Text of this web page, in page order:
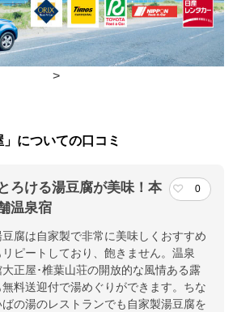
処
アウト時間
駅交通センターより高速バス2時間
提供：楽天トラベル
楽天トラベルで
>
についての口コミ
ろける湯豆腐が美味！本
温泉宿
0
腐は自家製で非常に美味しくおすすめ
ピートしており、飽きません。温泉
正屋･椎葉山荘の開放的な風情ある露
料送迎付で湯めぐりができます。ちな
の湯のレストランでも自家製湯豆腐を